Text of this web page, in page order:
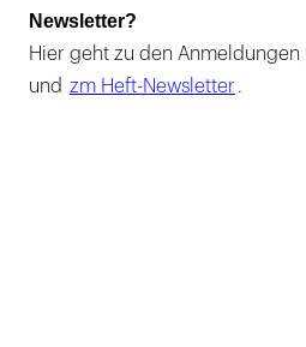
Newsletter?
Hier geht zu den Anmeldungen
und zm Heft-Newsletter .